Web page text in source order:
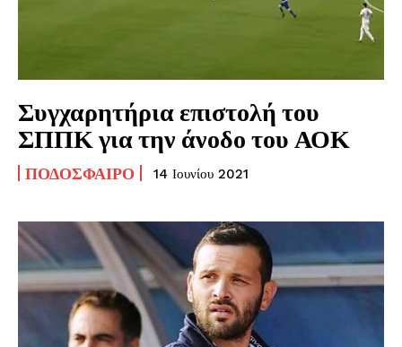
Συγχαρητήρια επιστολή του
ΣΠΠΚ για την άνοδο του ΑΟΚ
ΠΟΔΌΣΦΑΙΡΟ 14 Ιουνίου 2021